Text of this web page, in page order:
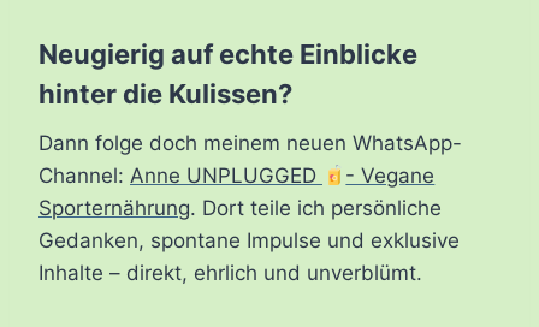
Neugierig auf echte Einblicke
hinter die Kulissen?
Dann folge doch meinem neuen WhatsApp-
Channel: Anne UNPLUGGED
- Vegane
Sporternährung. Dort teile ich persönliche
Gedanken, spontane Impulse und exklusive
Inhalte – direkt, ehrlich und unverblümt.